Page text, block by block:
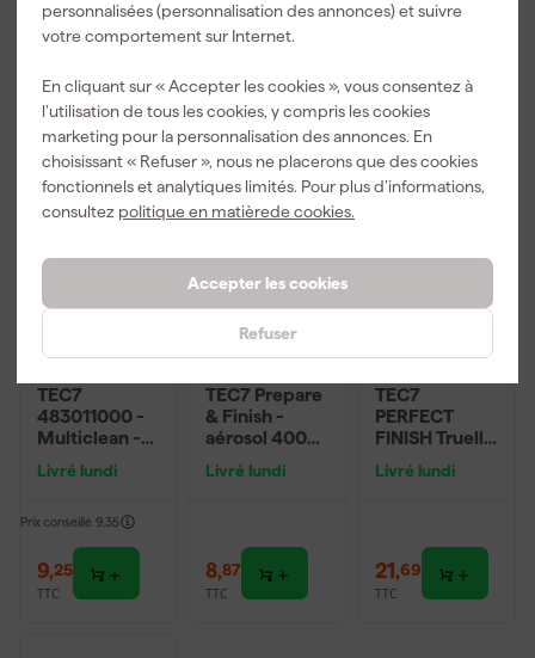
personnalisées (personnalisation des annonces) et suivre
votre comportement sur Internet.
En cliquant sur « Accepter les cookies », vous consentez à
l’utilisation de tous les cookies, y compris les cookies
marketing pour la personnalisation des annonces. En
choisissant « Refuser », nous ne placerons que des cookies
fonctionnels et analytiques limités. Pour plus d’informations,
consultez politique en matièrede cookies.
Accepter les cookies
Refuser
À propos de nos avis
Accessoires
TEC7
483011000 -
Multiclean -
ml
Livré lundi
Prix conseillé 9,35
9,25
TTC
TEC7 Prepare
& Finish -
aérosol 400
Livré lundi
8,87
TTC
TEC7
PERFECT
FINISH Truelle
jointoiement
Livré lundi
21,69
TTC